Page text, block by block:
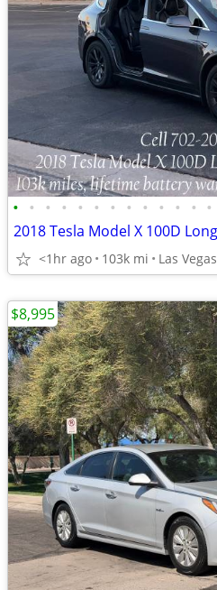
• • • • • • • • • • • • •
<1hr ago 103k mi Las Vegas
$8,995